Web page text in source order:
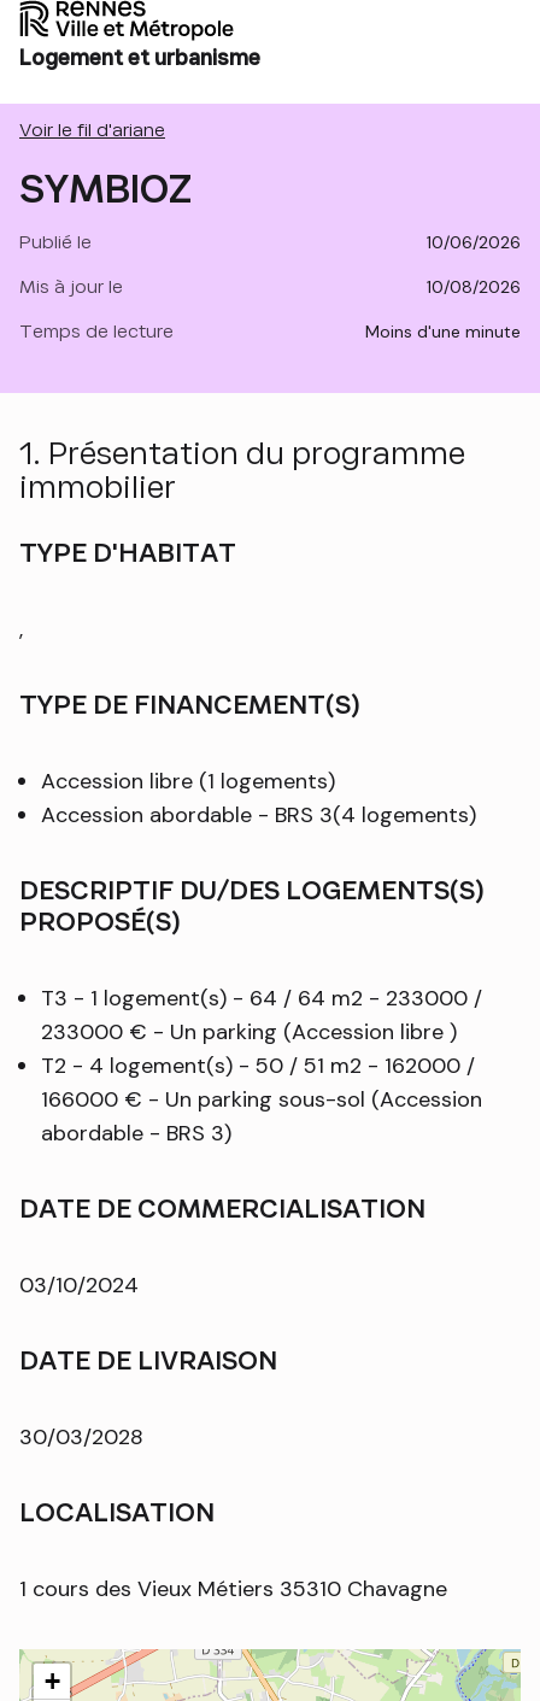
Logement et urbanisme
Voir le fil d'ariane
SYMBIOZ
Publié le 10/06/2026
Mis à jour le 10/08/2026
Temps de lecture moins d'une minute
1. Présentation du programme
immobilier
TYPE D'HABITAT
,
TYPE DE FINANCEMENT(S)
Accession libre (1 logements)
Accession abordable - BRS 3(4 logements)
DESCRIPTIF DU/DES LOGEMENTS(S)
PROPOSÉ(S)
T3 - 1 logement(s) - 64 / 64 m2 - 233000 /
233000 € - Un parking (Accession libre )
T2 - 4 logement(s) - 50 / 51 m2 - 162000 /
166000 € - Un parking sous-sol (Accession
abordable - BRS 3)
DATE DE COMMERCIALISATION
03/10/2024
DATE DE LIVRAISON
30/03/2028
LOCALISATION
1 cours des Vieux Métiers 35310 Chavagne
+